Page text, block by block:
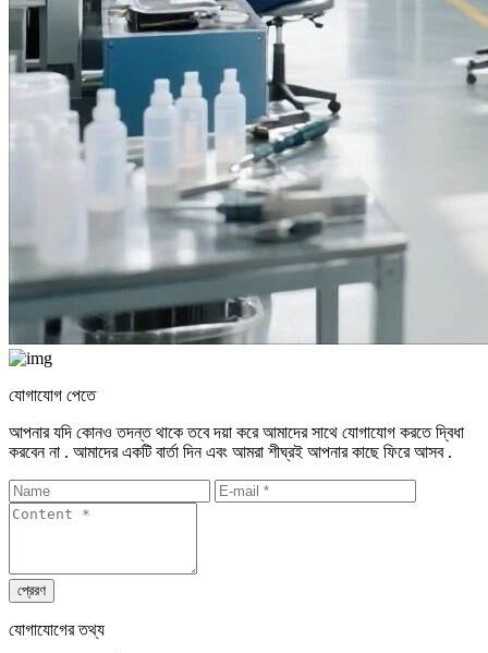
যোগাযোগ পেতে
আপনার যদি কোনও তদন্ত থাকে তবে দয়া করে আমাদের সাথে যোগাযোগ করতে দ্বিধা
করবেন না . আমাদের একটি বার্তা দিন এবং আমরা শীঘ্রই আপনার কাছে ফিরে আসব .
প্রেরণ
যোগাযোগের তথ্য